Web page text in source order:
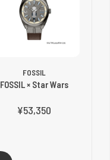
FOSSIL
FOSSIL × Star Wars
¥53,350